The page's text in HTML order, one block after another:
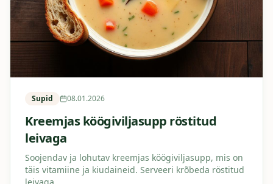
Supid 08.01.2026
Kreemjas köögiviljasupp röstitud
leivaga
Soojendav ja lohutav kreemjas köögiviljasupp, mis on
täis vitamiine ja kiudaineid. Serveeri krõbeda röstitud
leivaga.